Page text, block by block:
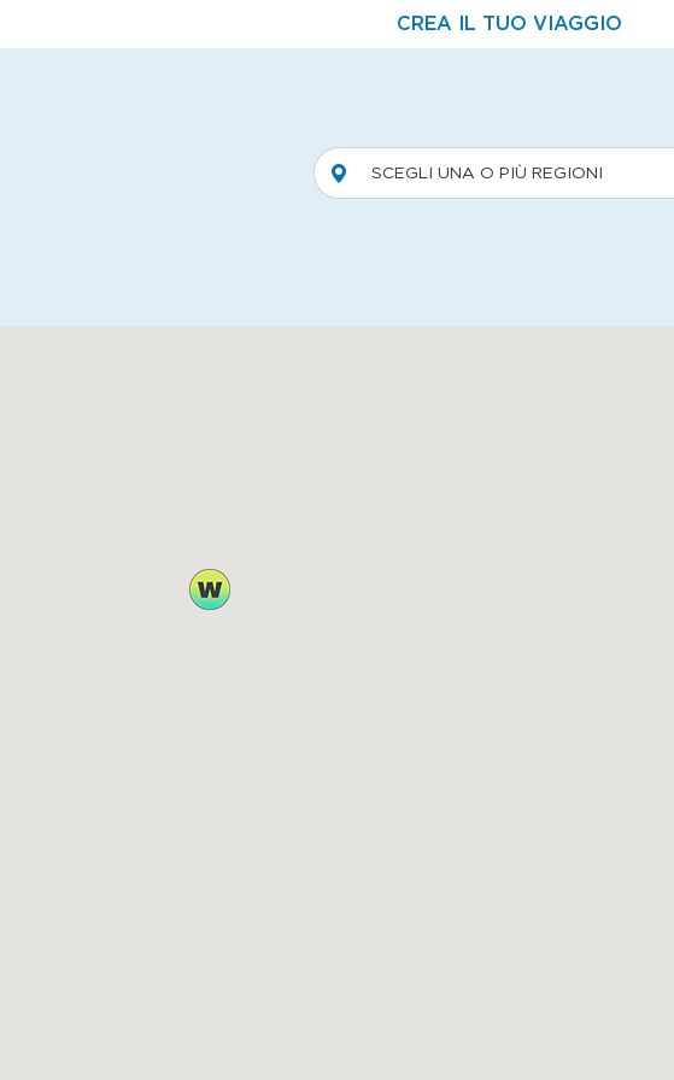
CREA IL TUO VIAGGIO
SCEGLI UNA O PIÙ REGIONI